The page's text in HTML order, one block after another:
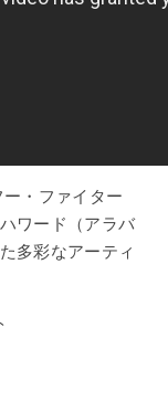
・ファイター
ワード（アラバ
多彩なアーティ